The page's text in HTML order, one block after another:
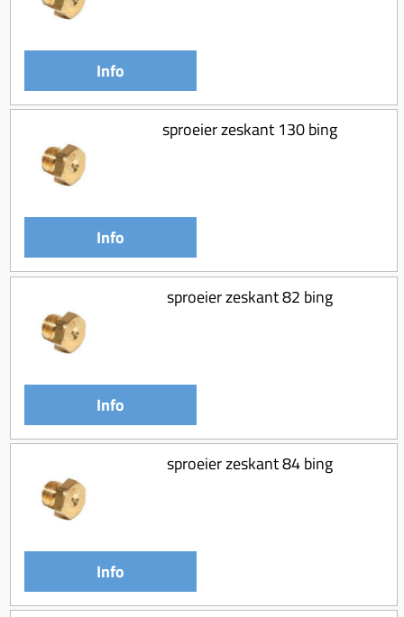
Info
sproeier zeskant 130 bing
Info
sproeier zeskant 82 bing
Info
sproeier zeskant 84 bing
Info